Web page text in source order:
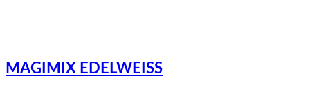
MAGIMIX EDELWEISS